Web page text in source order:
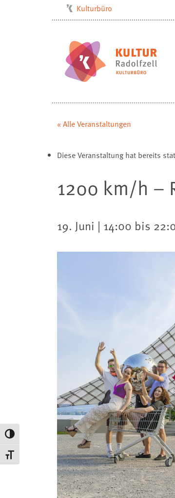
Umschalten auf hohe Kontraste
Schrift vergrößern
Kulturbüro
Musikschule
Stadtarchiv
Stadtmuseum
Radolfzell1200
« Alle Veranstaltungen
Diese Veranstaltung hat bereits
1200 km/h –
19. Juni | 14:00 bis